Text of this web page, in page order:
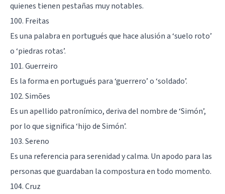
quienes tienen pestañas muy notables.
100. Freitas
Es una palabra en portugués que hace alusión a ‘suelo roto’
o ‘piedras rotas’.
101. Guerreiro
Es la forma en portugués para ‘guerrero’ o ‘soldado’.
102. Simões
Es un apellido patronímico, deriva del nombre de ‘Simón’,
por lo que significa ‘hijo de Simón’.
103. Sereno
Es una referencia para serenidad y calma. Un apodo para las
personas que guardaban la compostura en todo momento.
104. Cruz